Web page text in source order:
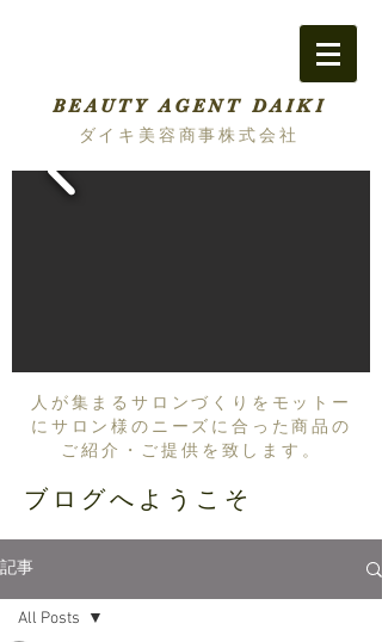
BEAUTY AGENT DAIKI
ダイキ美容商事株式会社
人が集まるサロンづくりをモットー
にサロン様のニーズに合った商品の
ご紹介・ご提供を致します。
ブログへようこそ
記事
All Posts